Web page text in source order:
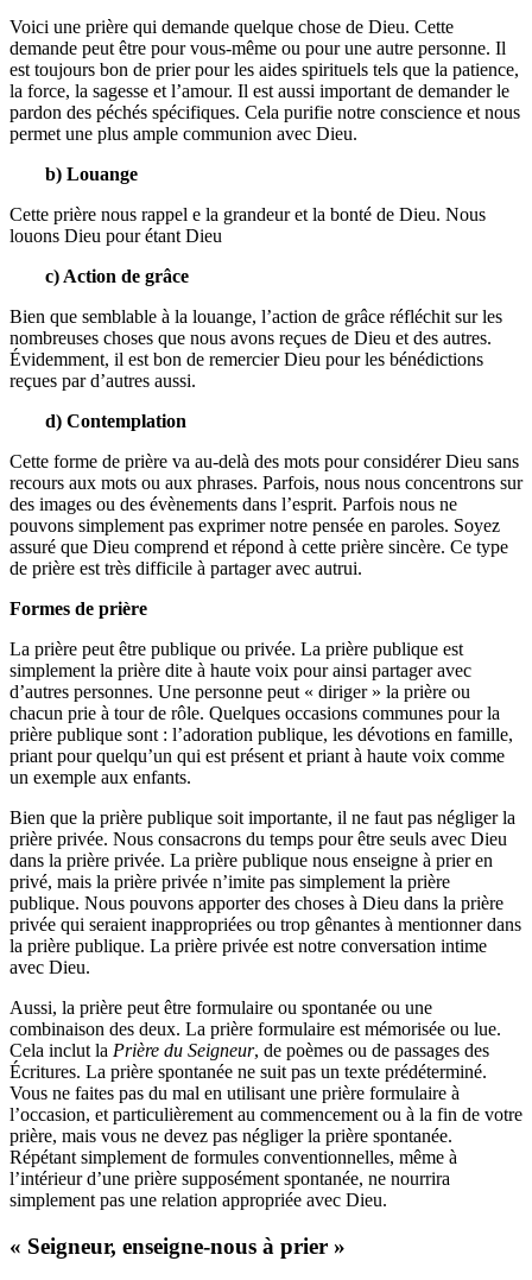
Voici une prière qui demande quelque chose de Dieu. Cette
demande peut être pour vous-même ou pour une autre personne. Il
est toujours bon de prier pour les aides spirituels tels que la patience,
la force, la sagesse et l’amour. Il est aussi important de demander le
pardon des péchés spécifiques. Cela purifie notre conscience et nous
permet une plus ample communion avec Dieu.
b) Louange
Cette prière nous rappel e la grandeur et la bonté de Dieu. Nous
louons Dieu pour étant Dieu
c) Action de grâce
Bien que semblable à la louange, l’action de grâce réfléchit sur les
nombreuses choses que nous avons reçues de Dieu et des autres.
Évidemment, il est bon de remercier Dieu pour les bénédictions
reçues par d’autres aussi.
d) Contemplation
Cette forme de prière va au-delà des mots pour considérer Dieu sans
recours aux mots ou aux phrases. Parfois, nous nous concentrons sur
des images ou des évènements dans l’esprit. Parfois nous ne
pouvons simplement pas exprimer notre pensée en paroles. Soyez
assuré que Dieu comprend et répond à cette prière sincère. Ce type
de prière est très difficile à partager avec autrui.
Formes de prière
La prière peut être publique ou privée. La prière publique est
simplement la prière dite à haute voix pour ainsi partager avec
d’autres personnes. Une personne peut « diriger » la prière ou
chacun prie à tour de rôle. Quelques occasions communes pour la
prière publique sont : l’adoration publique, les dévotions en famille,
priant pour quelqu’un qui est présent et priant à haute voix comme
un exemple aux enfants.
Bien que la prière publique soit importante, il ne faut pas négliger la
prière privée. Nous consacrons du temps pour être seuls avec Dieu
dans la prière privée. La prière publique nous enseigne à prier en
privé, mais la prière privée n’imite pas simplement la prière
publique. Nous pouvons apporter des choses à Dieu dans la prière
privée qui seraient inappropriées ou trop gênantes à mentionner dans
la prière publique. La prière privée est notre conversation intime
avec Dieu.
Aussi, la prière peut être formulaire ou spontanée ou une
combinaison des deux. La prière formulaire est mémorisée ou lue.
Cela inclut la Prière du Seigneur, de poèmes ou de passages des
Écritures. La prière spontanée ne suit pas un texte prédéterminé.
Vous ne faites pas du mal en utilisant une prière formulaire à
l’occasion, et particulièrement au commencement ou à la fin de votre
prière, mais vous ne devez pas négliger la prière spontanée.
Répétant simplement de formules conventionnelles, même à
l’intérieur d’une prière supposément spontanée, ne nourrira
simplement pas une relation appropriée avec Dieu.
« Seigneur, enseigne-nous à prier »